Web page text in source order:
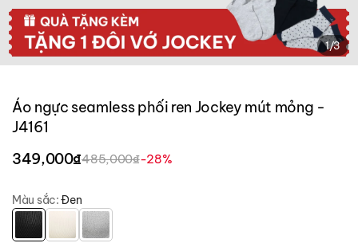
1/3
Áo ngực seamless phối ren Jockey mút mỏng -
J4161
349,000₫485,000₫-28%
Màu sắc:Đen